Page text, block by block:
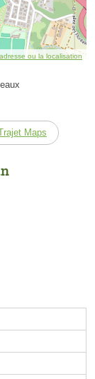
ou la localisation
Maps